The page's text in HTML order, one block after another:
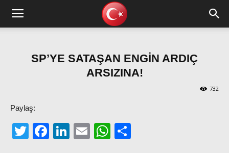
SP’YE SATAŞAN ENGİN ARDIÇ
ARSIZINA!
732
Paylaş:
TwitterFacebook
LinkedIn
EmailWhatsApp